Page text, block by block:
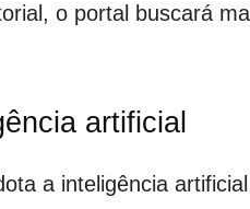
o portal buscará
artificial
a inteligência